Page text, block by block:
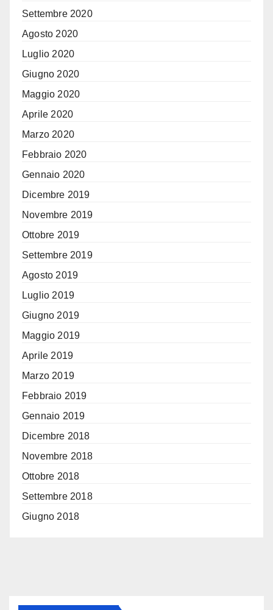
Settembre 2020
Agosto 2020
Luglio 2020
Giugno 2020
Maggio 2020
Aprile 2020
Marzo 2020
Febbraio 2020
Gennaio 2020
Dicembre 2019
Novembre 2019
Ottobre 2019
Settembre 2019
Agosto 2019
Luglio 2019
Giugno 2019
Maggio 2019
Aprile 2019
Marzo 2019
Febbraio 2019
Gennaio 2019
Dicembre 2018
Novembre 2018
Ottobre 2018
Settembre 2018
Giugno 2018